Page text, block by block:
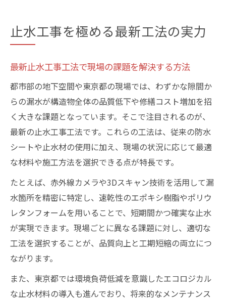
止水工事を極める最新工法の実力
最新止水工事工法で現場の課題を解決する方法
都市部の地下空間や東京都の現場では、わずかな隙間か
らの漏水が構造物全体の品質低下や修繕コスト増加を招
く大きな課題となっています。そこで注目されるのが、
最新の止水工事工法です。これらの工法は、従来の防水
シートや止水材の使用に加え、現場の状況に応じて最適
な材料や施工方法を選択できる点が特長です。
たとえば、赤外線カメラや3Dスキャン技術を活用して漏
水箇所を精密に特定し、速乾性のエポキシ樹脂やポリウ
レタンフォームを用いることで、短期間かつ確実な止水
が実現できます。現場ごとに異なる課題に対し、適切な
工法を選択することが、品質向上と工期短縮の両立につ
ながります。
また、東京都では環境負荷低減を意識したエコロジカル
な止水材料の導入も進んでおり、将来的なメンテナンス